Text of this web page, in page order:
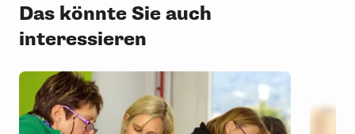
Das könnte Sie auch
interessieren